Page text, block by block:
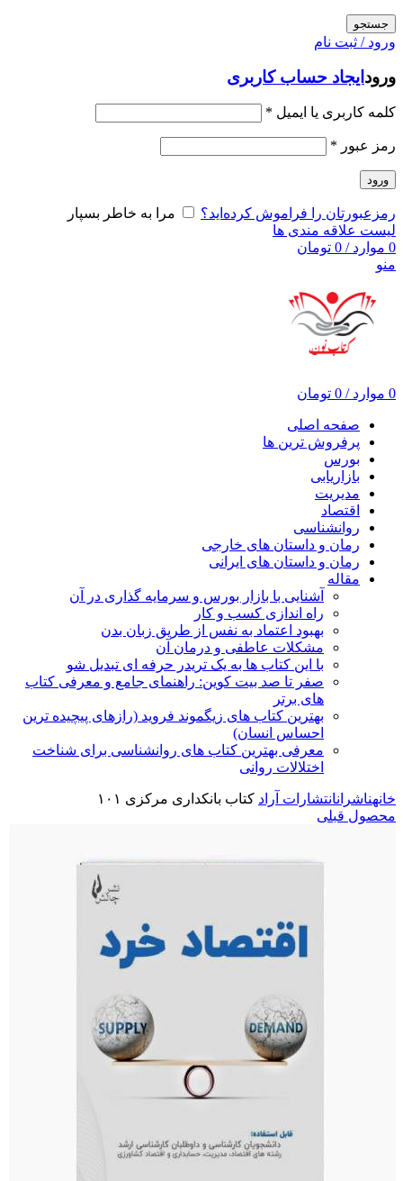
جستجو
ورود / ثبت نام
ورود ایجاد حساب کاربری
کلمه کاربری یا ایمیل *
رمز عبور *
ورود
رمزعبورتان را فراموش کرده‌اید؟
مرا به خاطر بسپار
لیست علاقه مندی ها
0 موارد /
0 تومان
منو
0 موارد /
0 تومان
صفحه اصلی
پرفروش ترین ها
بورس
بازاریابی
مدیریت
اقتصاد
روانشناسی
رمان و داستان های خارجی
رمان و داستان های ایرانی
مقاله
آشنایی با بازار بورس و سرمایه گذاری در آن
راه اندازی کسب و کار
بهبود اعتماد به نفس از طریق زبان بدن
مشکلات عاطفی و درمان آن
با این کتاب ها به یک تریدر حرفه ای تبدیل شو
صفر تا صد بیت کوین: راهنمای جامع و معرفی کتاب
های برتر
بهترین کتاب های زیگموند فروید (رازهای پیچیده ترین
احساس انسان)
معرفی بهترین کتاب های روانشناسی برای شناخت
اختلالات روانی
خانهناشرانانتشارات آراد کتاب بانکداری مرکزی ۱۰۱
محصول قبلی